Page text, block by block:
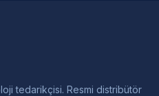
tedarikçisi. Resmi distribütör